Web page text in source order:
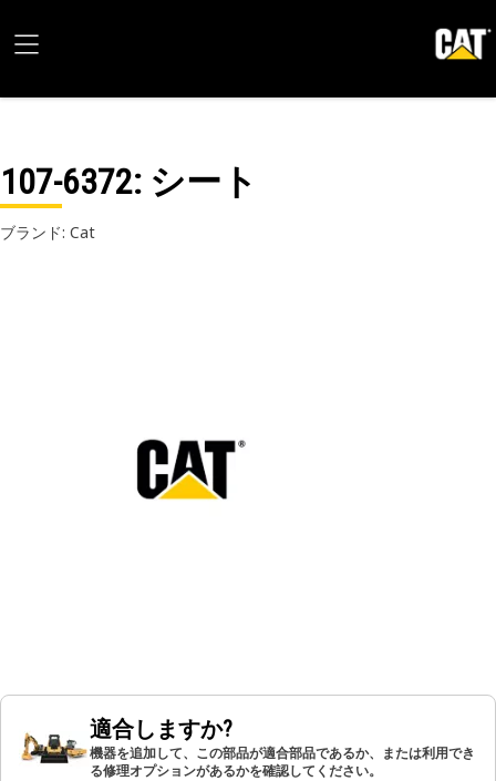
107-6372: シート
ブランド: Cat
適合しますか?
機器を追加して、この部品が適合部品であるか、または利用でき
る修理オプションがあるかを確認してください。